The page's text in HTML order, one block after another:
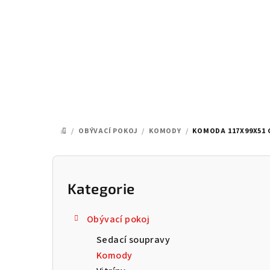
DOMŮ
/ OBÝVACÍ POKOJ / KOMODY / KOMODA 117X99X51
P
Přeskočit
kategorie
Kategorie
Obývací pokoj
Sedací soupravy
Komody